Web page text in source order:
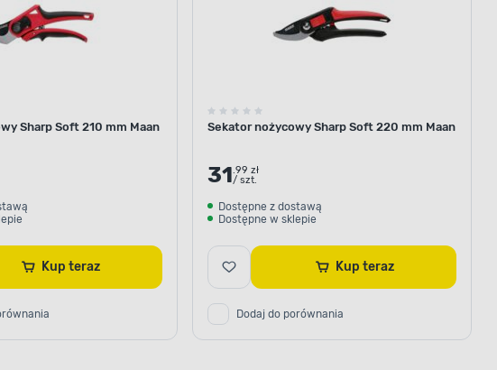
Sharp Soft 210 mm Maan
Kup teraz
Sekator nożycowy Sharp Soft 220 mm Maan
31.99 zł
/ szt.
Dostępne z dostawą
Dostępne w sklepie
Kup teraz
Dodaj do porównania